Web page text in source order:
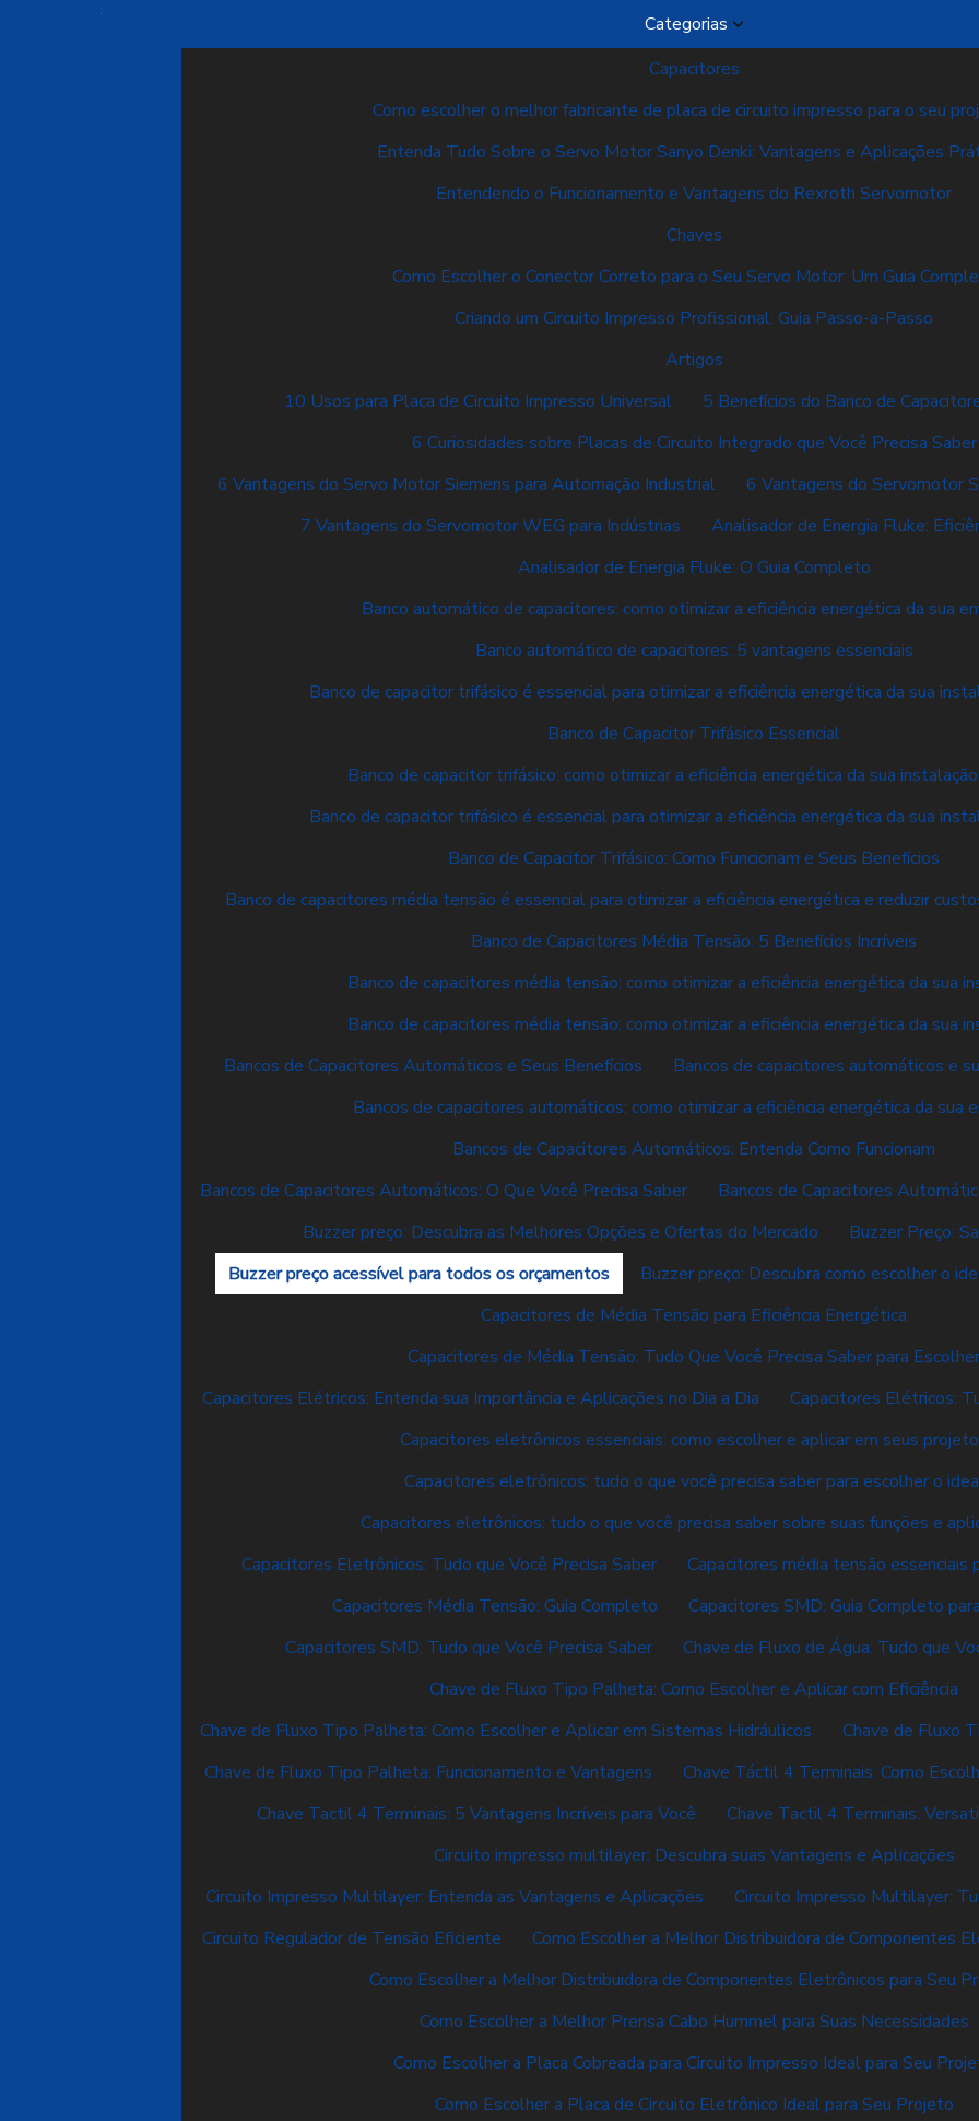
Categorias
Capacitores
Como escolher o melhor fabricante de placa de circuito impresso para o seu
Entenda Tudo Sobre o Servo Motor Sanyo Denki: Vantagens e Aplicações
Entendendo o Funcionamento e Vantagens do Rexroth Servomotor
Chaves
Como Escolher o Conector Correto para o Seu Servo Motor: Um Guia
Criando um Circuito Impresso Profissional: Guia Passo-a-Passo
Artigos
10 Usos para Placa de Circuito Impresso Universal
5 Benefícios do Banco de
6 Curiosidades sobre Placas de Circuito Integrado que Você Precisa Saber
6 Vantagens do Servo Motor Siemens para Automação Industrial
6 Vantagens do Servomotor
7 Vantagens do Servomotor WEG para Indústrias
Analisador de Energia Fluke:
Analisador de Energia Fluke: O Guia Completo
Banco automático de capacitores: como otimizar a eficiência energética da sua
Banco automático de capacitores: 5 vantagens essenciais
Banco de capacitor trifásico é essencial para otimizar a eficiência energética da sua
Banco de Capacitor Trifásico Essencial
Banco de capacitor trifásico: como otimizar a eficiência energética da sua
Banco de capacitor trifásico é essencial para otimizar a eficiência energética da sua
Banco de Capacitor Trifásico: Como Funcionam e Seus Benefícios
Banco de capacitores média tensão é essencial para otimizar a eficiência energética e reduzir
Banco de Capacitores Média Tensão: 5 Benefícios Incríveis
Banco de capacitores média tensão: como otimizar a eficiência energética da sua
Banco de capacitores média tensão: como otimizar a eficiência energética da sua
Bancos de Capacitores Automáticos e Seus Benefícios
Bancos de capacitores automáticos e
Bancos de capacitores automáticos: como otimizar a eficiência energética da sua
Bancos de Capacitores Automáticos: Entenda Como Funcionam
Bancos de Capacitores Automáticos: O Que Você Precisa Saber
Bancos de Capacitores
Buzzer preço: Descubra as Melhores Opções e Ofertas do Mercado
Buzzer Preço:
Buzzer preço acessível para todos os orçamentos
Buzzer preço: Descubra como escolher o
Capacitores de Média Tensão para Eficiência Energética
Capacitores de Média Tensão: Tudo Que Você Precisa Saber para Escolher
Capacitores Elétricos: Entenda sua Importância e Aplicações no Dia a Dia
Capacitores Elétricos:
Capacitores eletrônicos essenciais: como escolher e aplicar em seus
Capacitores eletrônicos: tudo o que você precisa saber para escolher o
Capacitores eletrônicos: tudo o que você precisa saber sobre suas funções e
Capacitores Eletrônicos: Tudo que Você Precisa Saber
Capacitores média tensão
Capacitores Média Tensão: Guia Completo
Capacitores SMD: Guia Completo
Capacitores SMD: Tudo que Você Precisa Saber
Chave de Fluxo de Água: Tudo que
Chave de Fluxo Tipo Palheta: Como Escolher e Aplicar com Eficiência
Chave de Fluxo Tipo Palheta: Como Escolher e Aplicar em Sistemas Hidráulicos
Chave de Fluxo
Chave de Fluxo Tipo Palheta: Funcionamento e Vantagens
Chave Táctil 4 Terminais: Como
Chave Tactil 4 Terminais: 5 Vantagens Incríveis para Você
Chave Tactil 4 Terminais:
Circuito impresso multilayer: Descubra suas Vantagens e Aplicações
Circuito Impresso Multilayer: Entenda as Vantagens e Aplicações
Circuito Impresso Multilayer:
Circuito Regulador de Tensão Eficiente
Como Escolher a Melhor Distribuidora de Componentes
Como Escolher a Melhor Distribuidora de Componentes Eletrônicos para Seu
Como Escolher a Melhor Prensa Cabo Hummel para Suas Necessidades
Como Escolher a Placa Cobreada para Circuito Impresso Ideal para Seu
Como Escolher a Placa de Circuito Eletrônico Ideal para Seu Projeto